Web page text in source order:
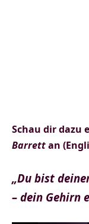
Schau dir dazu
Barrettan
„Du bist
– dein Gehirn